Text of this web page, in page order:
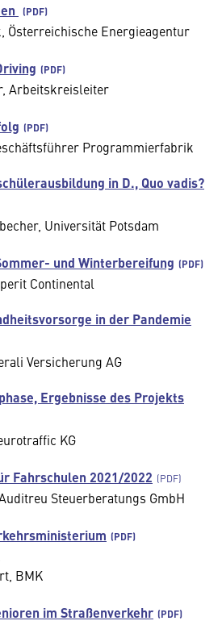
Österreichische Energieagentur
Arbeitskreisleiter
Programmierfabrik
in D., Quo vadis?
Universität Potsdam
und Winterbereifung
Continental
in der Pandemie
Versicherung AG
Ergebnisse des Projekts
KG
Fahrschulen 2021/2022
Steuerberatungs GmbH
BMK
im Straßenverkehr